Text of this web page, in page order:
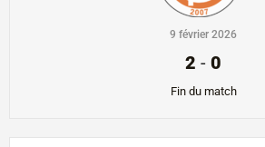
9 février 2026
2 - 0
Fin du match